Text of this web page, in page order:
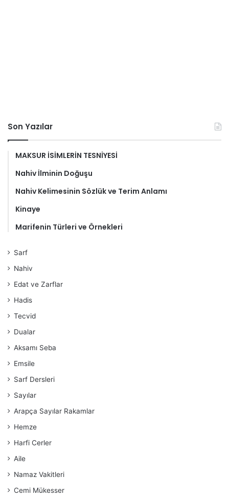
Son Yazılar
MAKSUR İSİMLERİN TESNİYESİ
Nahiv İlminin Doğuşu
Nahiv Kelimesinin Sözlük ve Terim Anlamı
Kinaye
Marifenin Türleri ve Örnekleri
Sarf
Nahiv
Edat ve Zarflar
Hadis
Tecvid
Dualar
Aksamı Seba
Emsile
Sarf Dersleri
Sayılar
Arapça Sayılar Rakamlar
Hemze
Harfi Cerler
Aile
Namaz Vakitleri
Cemi Mükesser